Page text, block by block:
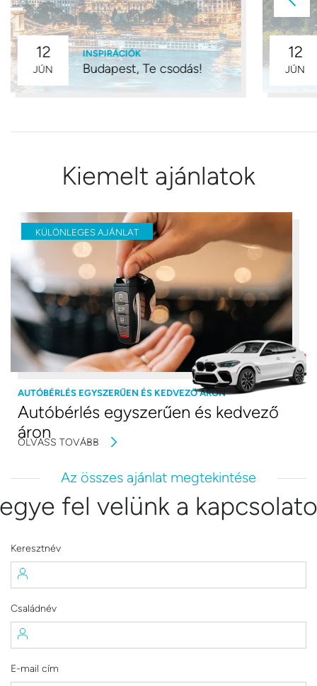
12
JÚN
INSPIRÁCIÓK
Budapest, Te csodás!
12
JÚN
Kiemelt ajánlatok
KÜLÖNLEGES AJÁNLAT
AUTÓBÉRLÉS EGYSZERŰEN ÉS KEDVEZŐ ÁRON
Autóbérlés egyszerűen és kedvező
áron
OLVASS TOVÁBB
Az összes ajánlat megtekintése
fel velünk a
Keresztnév
Családnév
E-mail cím